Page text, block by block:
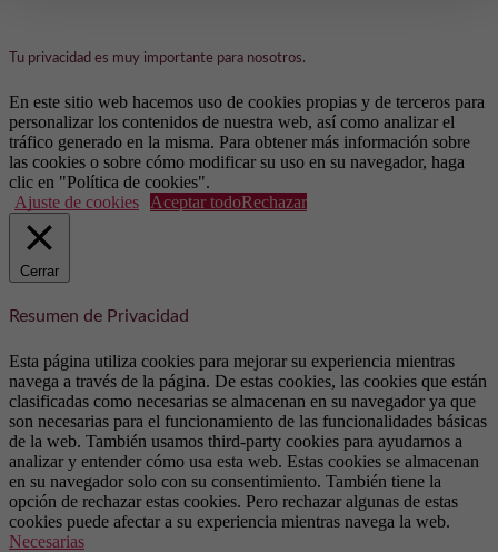
Tu privacidad es muy importante para nosotros.
En este sitio web hacemos uso de cookies propias y de terceros para
personalizar los contenidos de nuestra web, así como analizar el
tráfico generado en la misma. Para obtener más información sobre
las cookies o sobre cómo modificar su uso en su navegador, haga
clic en "Política de cookies".
Ajuste de cookies
Aceptar todoRechazar
Cerrar
Resumen de Privacidad
Esta página utiliza cookies para mejorar su experiencia mientras
navega a través de la página. De estas cookies, las cookies que están
clasificadas como necesarias se almacenan en su navegador ya que
son necesarias para el funcionamiento de las funcionalidades básicas
de la web. También usamos third-party cookies para ayudarnos a
analizar y entender cómo usa esta web. Estas cookies se almacenan
en su navegador solo con su consentimiento. También tiene la
opción de rechazar estas cookies. Pero rechazar algunas de estas
cookies puede afectar a su experiencia mientras navega la web.
Necesarias